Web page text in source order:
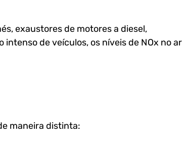
exaustores de motores a diesel,
de veículos, os níveis de NOx no ar
maneira distinta: